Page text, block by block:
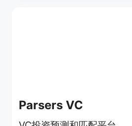
Parsers VC